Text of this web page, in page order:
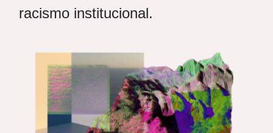
racismo institucional.